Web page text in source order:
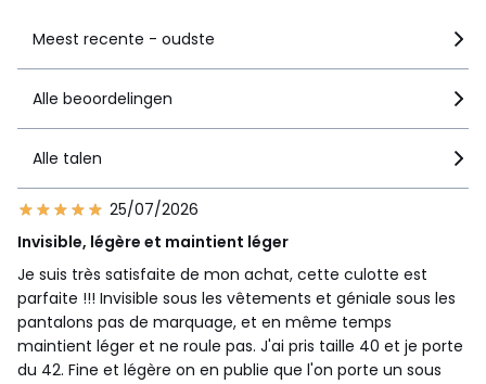
Meest recente - oudste
Alle beoordelingen
Alle talen
25/07/2026
Invisible, légère et maintient léger
Je suis très satisfaite de mon achat, cette culotte est
parfaite !!! Invisible sous les vêtements et géniale sous les
pantalons pas de marquage, et en même temps
maintient léger et ne roule pas. J'ai pris taille 40 et je porte
du 42. Fine et légère on en publie que l'on porte un sous